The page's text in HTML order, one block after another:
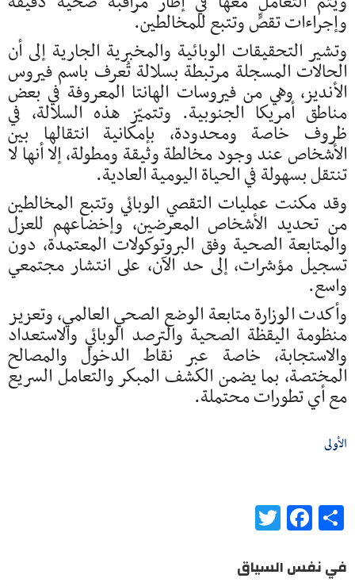
وإجراءات تقصٍّ وتتبع للمخالطين.
وتشير التحقيقات الوبائية والمخبرية الجارية إلى أن
الحالات المسجلة مرتبطة بسلالة تُعرف باسم فيروس
الأنديز، وهي من فيروسات الهانتا المعروفة في بعض
مناطق أمريكا الجنوبية. وتتميّز هذه السلالة، في
ظروف خاصة ومحدودة، بإمكانية انتقالها بين
الأشخاص عند وجود مخالطة وثيقة ومطولة، إلا أنها لا
تنتقل بسهولة في الحياة اليومية العادية.
وقد مكنت عمليات التقصي الوبائي وتتبع المخالطين
من تحديد الأشخاص المعرضين، وإخضاعهم للعزل
والمتابعة الصحية وفق البروتوكولات المعتمدة، دون
تسجيل مؤشرات، إلى حد الآن، على انتشار مجتمعي
واسع.
وأكدت الوزارة متابعة الوضع الصحي العالمي، وتعزيز
منظومة اليقظة الصحية والترصد الوبائي والاستعداد
والاستجابة، خاصة عبر نقاط الدخول والمصالح
المختصة، بما يضمن الكشف المبكر والتعامل السريع
مع أي تطورات محتملة.
الأولى
Share
Facebook
في نفس السياق